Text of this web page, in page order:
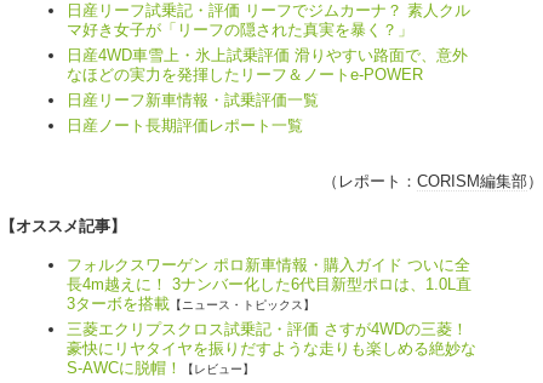
日産リーフ試乗記・評価 リーフでジムカーナ？ 素人クル
マ好き女子が「リーフの隠された真実を暴く？」
日産4WD車雪上・氷上試乗評価 滑りやすい路面で、意外
なほどの実力を発揮したリーフ＆ノートe-POWER
日産リーフ新車情報・試乗評価一覧
日産ノート長期評価レポート一覧
（レポート： CORISM編集部）
【オススメ記事】
フォルクスワーゲン ポロ新車情報・購入ガイド ついに全
長4m越えに！ 3ナンバー化した6代目新型ポロは、1.0L直
3ターボを搭載 【ニュース・トピックス】
三菱エクリプスクロス試乗記・評価 さすが4WDの三菱！
豪快にリヤタイヤを振りだすような走りも楽しめる絶妙な
S-AWCに脱帽！
【レビュー】